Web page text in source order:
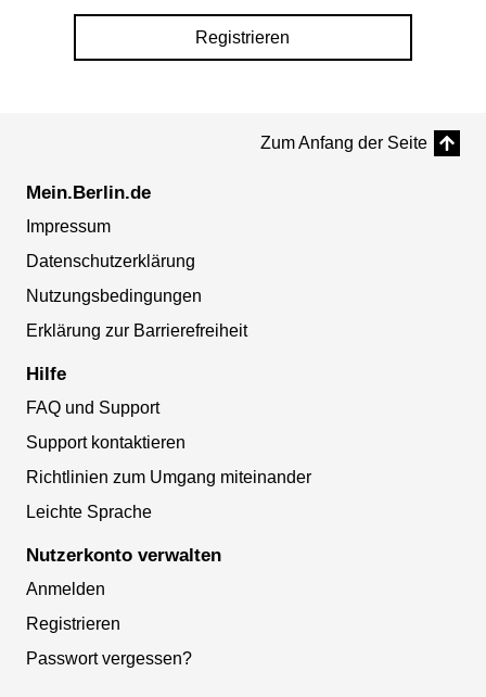
Registrieren
Zum Anfang der Seite
Mein.Berlin.de
Impressum
Datenschutzerklärung
Nutzungsbedingungen
Erklärung zur Barrierefreiheit
Hilfe
FAQ und Support
Support kontaktieren
Richtlinien zum Umgang miteinander
Leichte Sprache
Nutzerkonto verwalten
Anmelden
Registrieren
Passwort vergessen?